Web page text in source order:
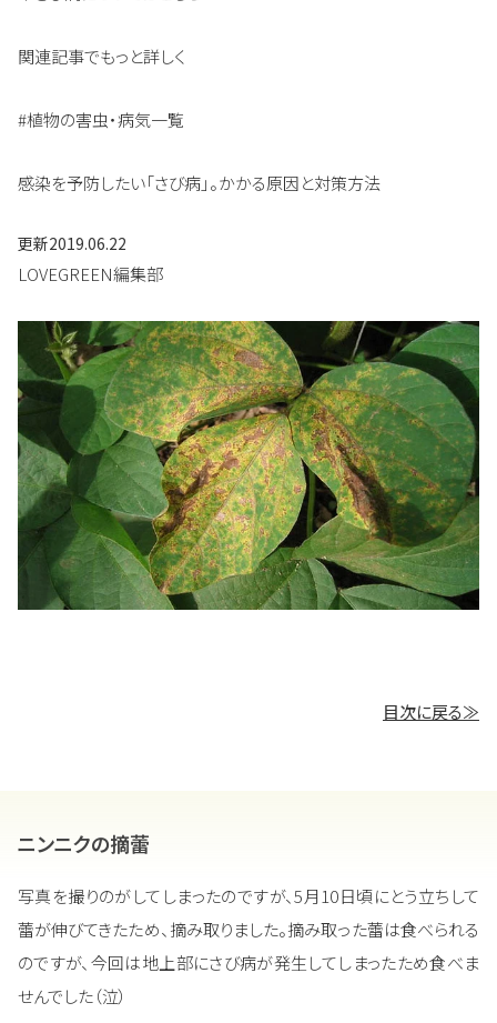
関連記事でもっと詳しく
#植物の害虫・病気一覧
感染を予防したい「さび病」。かかる原因と対策方法
更新2019.06.22
LOVEGREEN編集部
目次に戻る≫
ニンニクの摘蕾
写真を撮りのがしてしまったのですが、5月10日頃にとう立ちして
蕾が伸びてきたため、摘み取りました。摘み取った蕾は食べられる
のですが、今回は地上部にさび病が発生してしまったため食べま
せんでした（泣）